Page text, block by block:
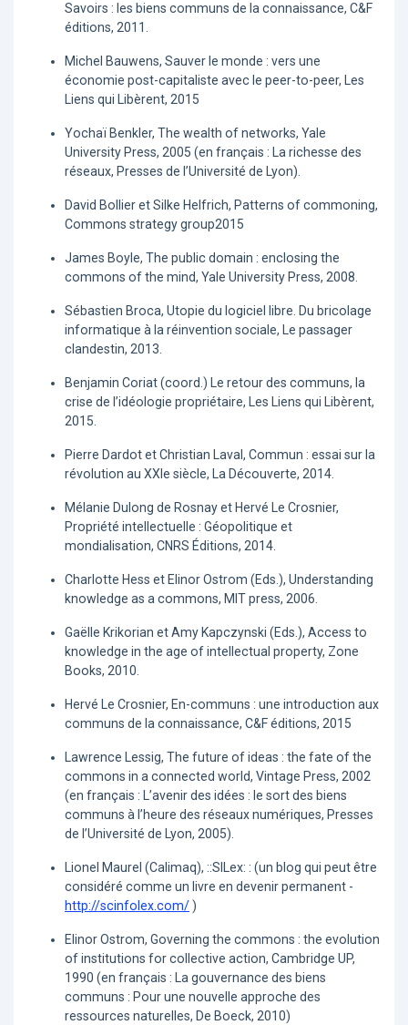
Savoirs : les biens communs de la connaissance, C&F
éditions, 2011.
Michel Bauwens, Sauver le monde : vers une
économie post-capitaliste avec le peer-to-peer, Les
Liens qui Libèrent, 2015
Yochaï Benkler, The wealth of networks, Yale
University Press, 2005 (en français : La richesse des
réseaux, Presses de l’Université de Lyon).
David Bollier et Silke Helfrich, Patterns of commoning,
Commons strategy group2015
James Boyle, The public domain : enclosing the
commons of the mind, Yale University Press, 2008.
Sébastien Broca, Utopie du logiciel libre. Du bricolage
informatique à la réinvention sociale, Le passager
clandestin, 2013.
Benjamin Coriat (coord.) Le retour des communs, la
crise de l’idéologie propriétaire, Les Liens qui Libèrent,
2015.
Pierre Dardot et Christian Laval, Commun : essai sur la
révolution au XXIe siècle, La Découverte, 2014.
Mélanie Dulong de Rosnay et Hervé Le Crosnier,
Propriété intellectuelle : Géopolitique et
mondialisation, CNRS Éditions, 2014.
Charlotte Hess et Elinor Ostrom (Eds.), Understanding
knowledge as a commons, MIT press, 2006.
Gaëlle Krikorian et Amy Kapczynski (Eds.), Access to
knowledge in the age of intellectual property, Zone
Books, 2010.
Hervé Le Crosnier, En-communs : une introduction aux
communs de la connaissance, C&F éditions, 2015
Lawrence Lessig, The future of ideas : the fate of the
commons in a connected world, Vintage Press, 2002
(en français : L’avenir des idées : le sort des biens
communs à l’heure des réseaux numériques, Presses
de l’Université de Lyon, 2005).
Lionel Maurel (Calimaq), ::SILex: : (un blog qui peut être
considéré comme un livre en devenir permanent -
http://scinfolex.com/)
Elinor Ostrom, Governing the commons : the evolution
of institutions for collective action, Cambridge UP,
1990 (en français : La gouvernance des biens
communs : Pour une nouvelle approche des
ressources naturelles, De Boeck, 2010)